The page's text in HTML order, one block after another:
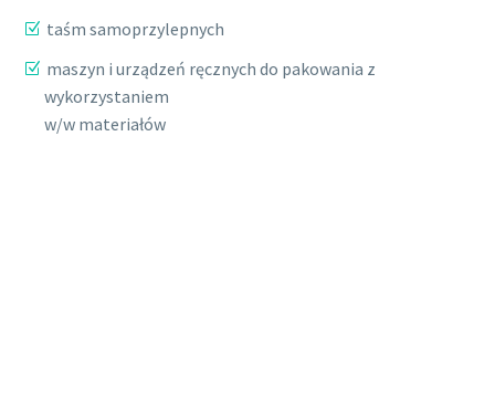
taśm samoprzylepnych
maszyn i urządzeń ręcznych do pakowania z
wykorzystaniem
w/w materiałów